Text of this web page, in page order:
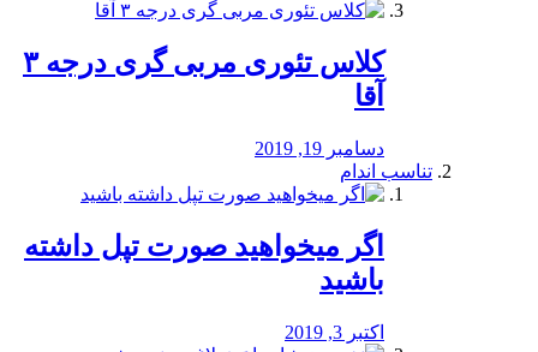
کلاس تئوری مربی گری درجه ۳
آقا
دسامبر 19, 2019
تناسب اندام
اگر میخواهید صورت تپل داشته
باشید
اکتبر 3, 2019